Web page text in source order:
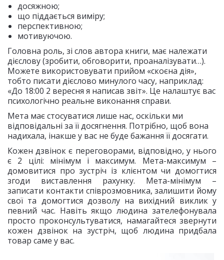
досяжною;
що піддається виміру;
перспективною;
мотивуючою.
Головна роль, зі слов автора книги, має належати
дієслову (зробити, обговорити, проаналізувати…).
Можете використовувати прийом «скоєна дія»,
тобто писати дієслово минулого часу, наприклад:
«До 18:00 2 вересня я написав звіт». Це налаштує вас
психологічно реальне виконання справи.
Мета має стосуватися лише нас, оскільки ми
відповідальні за її досягнення. Потрібно, щоб вона
надихала, інакше у вас не буде бажання її досягати.
Кожен дзвінок є переговорами, відповідно, у нього
є 2 цілі: мінімум і максимум. Мета-максимум –
домовитися про зустріч із клієнтом чи домогтися
згоди виставлення рахунку. Мета-мінімум –
записати контакти співрозмовника, залишити йому
свої та домогтися дозволу на вихідний виклик у
певний час. Навіть якщо людина зателефонувала
просто проконсультуватися, намагайтеся звернути
кожен дзвінок на зустріч, щоб людина придбала
товар саме у вас.